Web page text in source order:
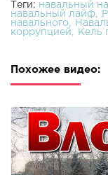
Теги: навальный
навальный лайф
навального
коррупцией
Кель
Похожее видео: